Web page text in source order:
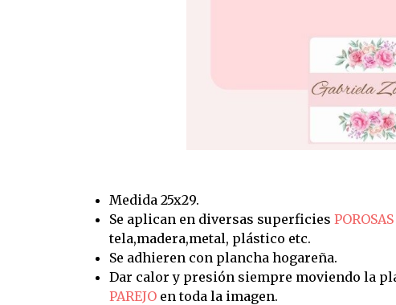
Medida 25x29.
Se aplican en diversas superficies
tela,madera,metal, plástico etc.
Se adhieren con plancha hogareña.
Dar calor y presión siempre moviendo la
PAREJOen toda la imagen.